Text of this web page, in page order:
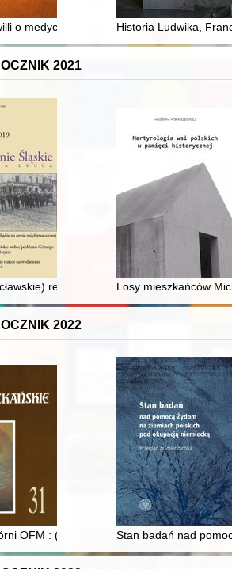
1939o medycynie ("Etymologie", księga IV)
Historia Ludwika,
2021
wieku" reakcje na wydarzenia na Górnym
Losy mieszkańców
2022
/ redaktor Bogusław Dybaś
historia zatoczyła koło?
OFM : (1946-2020)Stan badań nad